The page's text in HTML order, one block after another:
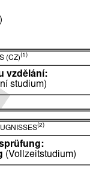
(CZ)(1)
vzdělání:
studium)
(2)
(Vollzeitstudium)